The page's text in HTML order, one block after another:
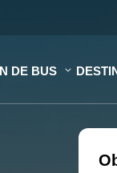
DE BUS